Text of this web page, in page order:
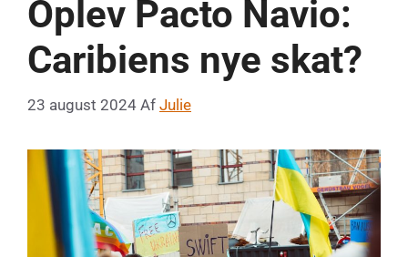
Oplev Pacto Navio:
Caribiens nye skat?
23 august 2024 Af Julie